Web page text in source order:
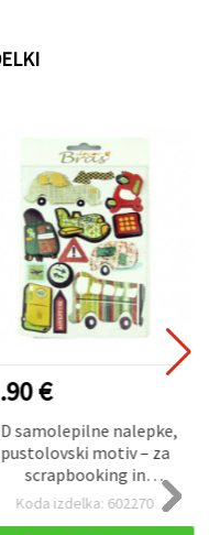
€
samolepilne nalepke,
pustolovski motiv – za
scrapbooking in
ustvarjanje
Koda izdelka: 602270